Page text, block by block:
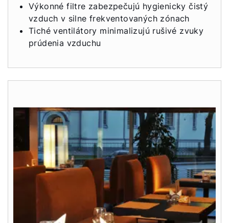
Výkonné filtre zabezpečujú hygienicky čistý
vzduch v silne frekventovaných zónach
Tiché ventilátory minimalizujú rušivé zvuky
prúdenia vzduchu